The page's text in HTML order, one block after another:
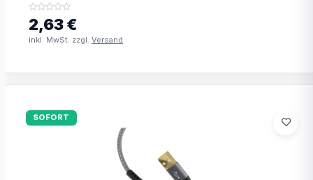
2,63 €
inkl. MwSt. zzgl. Versand
SOFORT